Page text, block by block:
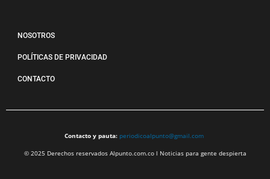
NOSOTROS
POLÍTICAS DE PRIVACIDAD
CONTACTO
Contacto y pauta: periodicoalpunto@gmail.com
© 2025 Derechos reservados Alpunto.com.co l Noticias para gente despierta